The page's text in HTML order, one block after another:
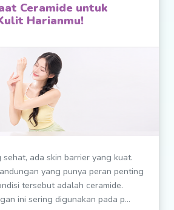
Ceramide untuk
Harianmu!
ada skin barrier yang kuat.
yang punya peran penting
tersebut adalah ceramide.
ini sering digunakan pada p...